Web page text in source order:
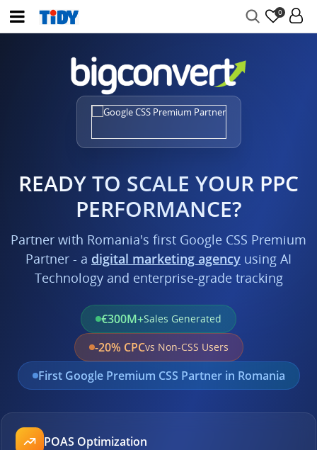
0
READY TO SCALE YOUR PPC
PERFORMANCE?
Partner with Romania's first Google CSS Premium
Partner - a digital marketing agency using AI
Technology and enterprise-grade tracking
€300M+Sales Generated
-20% CPCvs Non-CSS Users
First Google Premium CSS Partner in Romania
POAS Optimization